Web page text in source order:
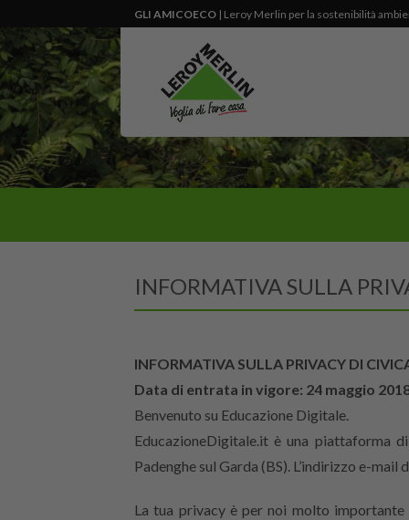
ai
contenuti
GLI AMICOECO | Leroy Merlin per la sostenibilità
INFORMATIVA SULLA
INFORMATIVA SULLA PRIVACY DI
Data di entrata in vigore: 24 maggio
Benvenuto su Educazione Digitale.
EducazioneDigitale.it è una piattaforma
Padenghe sul Garda (BS). L’indirizzo e-
La tua privacy è per noi molto